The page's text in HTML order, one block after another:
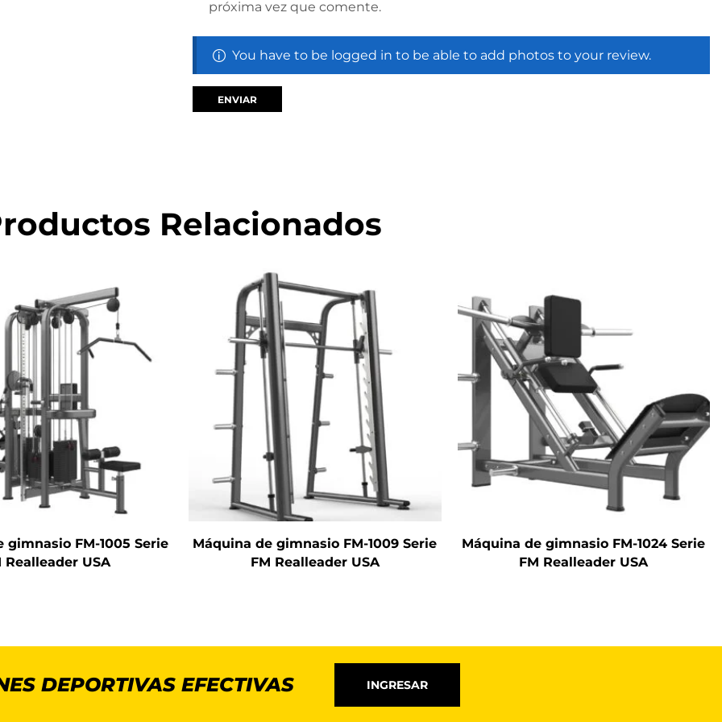
próxima vez que comente.
You have to be logged in to be able to add photos to your review.
Relacionados
gimnasio FM-1005 Serie
Realleader USA
Máquina de gimnasio FM-1009 Serie
FM Realleader USA
Máquina de gimnasio FM-1024 Serie
FM Realleader USA
DEPORTIVAS EFECTIVAS INGRESAR